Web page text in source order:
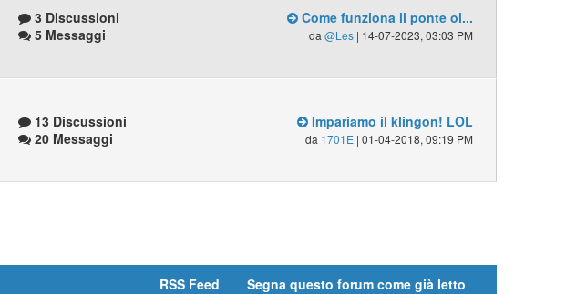
3 Discussioni
5 Messaggi
Come funziona il ponte ol...
da@Les | 14-07-2023, 03:03 PM
13 Discussioni
20 Messaggi
Impariamo il klingon! LOL
da 1701E | 01-04-2018, 09:19 PM
RSS Feed Segna questo forum come già letto